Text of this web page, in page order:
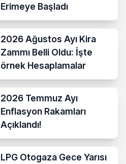
Erimeye Başladı
2026 Ağustos Ayı Kira
Zammı Belli Oldu: İşte
örnek Hesaplamalar
2026 Temmuz Ayı
Enflasyon Rakamları
Açıklandı!
LPG Otogaza Gece Yarısı